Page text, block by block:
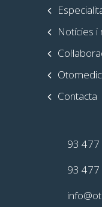
Notícies i
Contacta
93
93